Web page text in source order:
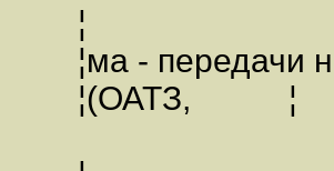
¦
¦ма - передачи
¦(ОАТЗ, ¦